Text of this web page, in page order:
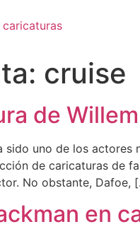
cruise
de
sido uno de los actores
de caricaturas de
No obstante, Dafoe,
en